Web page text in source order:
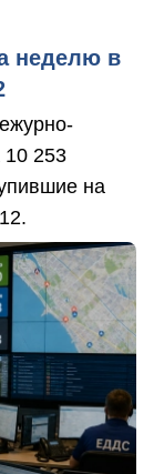
неделю в
10 253
на